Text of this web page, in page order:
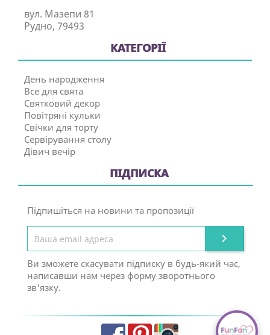
вул. Мазепи 81
Рудно, 79493
КАТЕГОРІЇ
День народження
Все для свята
Святковий декор
Повітряні кульки
Свічки для торту
Сервірування столу
Дівич вечір
ПІДПИСКА
Підпишіться на новини та пропозиції

Ви зможете скасувати підписку в будь-який час,
написавши нам через форму зворотнього
зв'язку.
FacebookPinterestInstagram